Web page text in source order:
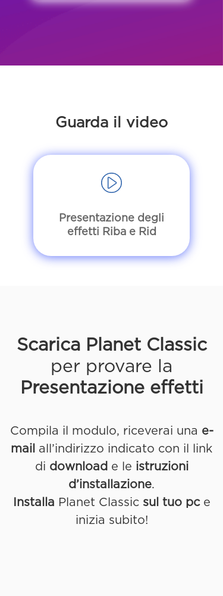
Guarda il video
Presentazione degli
effetti Riba e Rid
Scarica Planet Classic
per provare la
Presentazione effetti
Compila il modulo, riceverai una e-
mail all’indirizzo indicato con il link
di download e le istruzioni
d’installazione.
Installa Planet Classic sul tuo pce
inizia subito!